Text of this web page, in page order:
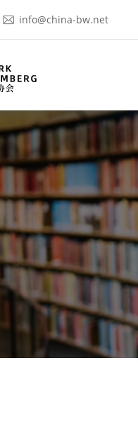
info@china-bw.net